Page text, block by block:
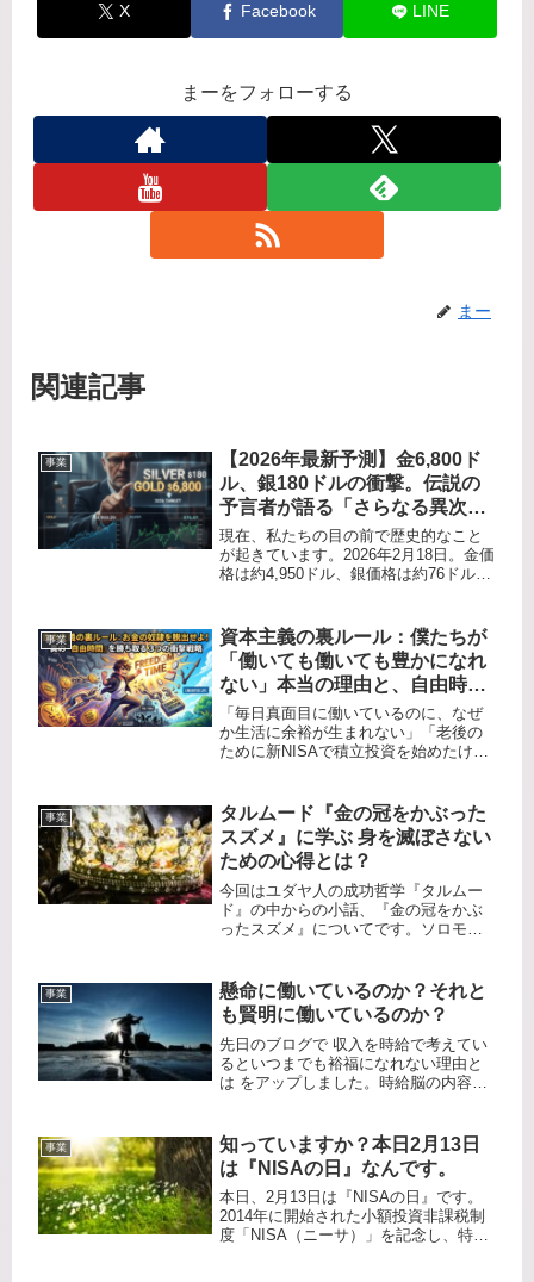
X Facebook LINE
まーをフォローする
まー
関連記事
事業
​【2026年最新予測】金6,800ド
ル、銀180ドルの衝撃。伝説の
予言者が語る「さらなる異次元
の未来」とは⁉️
​現在、私たちの目の前で歴史的なこと
が起きています。2026年2月18日。金価
格は約4,950ドル、銀価格は約76ドルを
れていた一人の戦略家がいました。そ
れが、ウォール...
事業
資本主義の裏ルール：僕たちが
「働いても働いても豊かになれ
ない」本当の理由と、自由時間
を勝ち取る3つの戦略
「毎日真面目に働いているのに、なぜ
か生活に余裕が生まれない」「老後の
ために新NISAで積立投資を始めたけれ
抱えているなら、原因は努力不足でも
才能の差でもありません。「資本主...
事業
タルムード『金の冠をかぶった
スズメ』に学ぶ 身を滅ぼさない
ための心得とは？
今回はユダヤ人の成功哲学『タルムー
ド』の中からの小話、『金の冠をかぶ
ったスズメ』についてです。ソロモン
び、領地内の隅々まで視察していまし
た。ある日、ソロモン王がワシの背に
乗っ...
事業
懸命に働いているのか？それと
も賢明に働いているのか？
先日のブログで 収入を時給で考えてい
るといつまでも裕福になれない理由と
は をアップしました。時給脳の内容に
の中に例え話があるので紹介します。
昔々、あるところにしなびた村があ...
事業
知っていますか？本日2月13日
は『NISAの日』なんです。
本日、2月13日は『NISAの日』です。
2014年に開始された小額投資非課税制
度「NISA（ニーサ）」を記念し、特定